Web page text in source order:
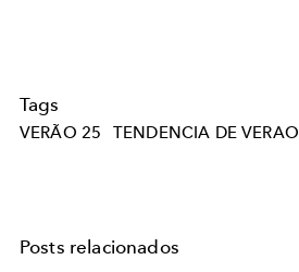
Tags
VERÃO 25 TENDENCIA DE VERAO
Posts relacionados